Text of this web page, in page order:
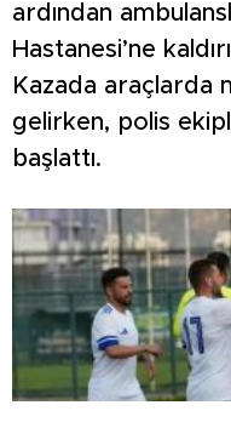
ardından
Hastanesi’ne
Kazada araçlarda
gelirken, polis
başlattı.